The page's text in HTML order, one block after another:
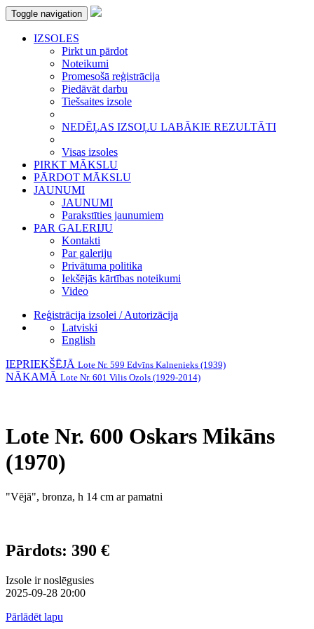
Toggle navigation
IZSOLES
Pirkt un pārdot
Noteikumi
Promesošā reģistrācija
Piedāvāt darbu
Tiešsaites izsole
NEDĒĻAS IZSOĻU LABĀKIE REZULTĀTI
Visas izsoles
PIRKT MĀKSLU
PĀRDOT MĀKSLU
JAUNUMI
JAUNUMI
Parakstīties jaunumiem
PAR GALERIJU
Kontakti
Par galeriju
Privātuma politika
Iekšējās kārtības noteikumi
Video
Reģistrācija izsolei / Autorizācija
Latviski
English
IEPRIEKŠĒJĀ Lote Nr. 599 Edvīns Kalnenieks (1939)
NĀKAMĀ Lote Nr. 601 Vilis Ozols (1929-2014)
Lote Nr. 600 Oskars Mikāns
(1970)
"Vējā", bronza, h 14 cm ar pamatni
Pārdots: 390 €
Izsole ir noslēgusies
2025-09-28 20:00
Pārlādēt lapu